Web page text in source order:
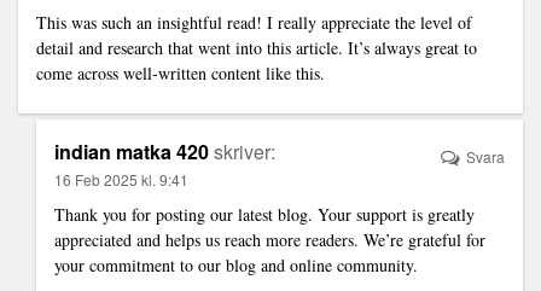
This was such an insightful read! I really appreciate the level of
detail and research that went into this article. It’s always great to
come across well-written content like this.
indian matka 420skriver:
16 Feb 2025 kl. 9:41
Thank you for posting our latest blog. Your support is greatly
appreciated and helps us reach more readers. We’re grateful for
your commitment to our blog and online community.
Svara